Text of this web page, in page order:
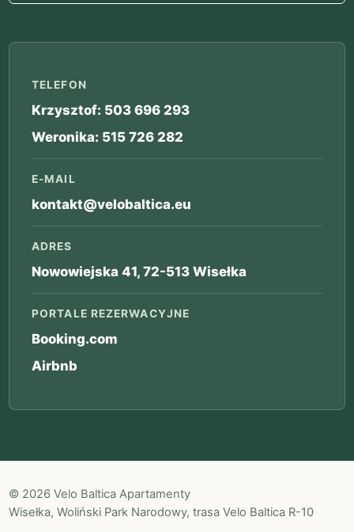
TELEFON
Krzysztof: 503 696 293
Weronika: 515 726 282
E-MAIL
kontakt@velobaltica.eu
ADRES
Nowowiejska 41, 72-513 Wisełka
PORTALE REZERWACYJNE
Booking.com
Airbnb
© 2026 Velo Baltica Apartamenty
Wisełka, Woliński Park Narodowy, trasa Velo Baltica R-10